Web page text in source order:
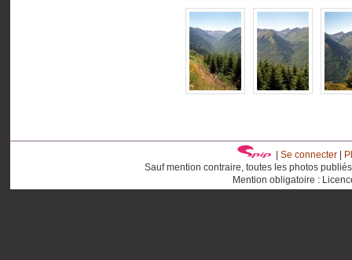
Se connecter|
Sauf mention contraire, toutes les photos
Mention obligatoire :